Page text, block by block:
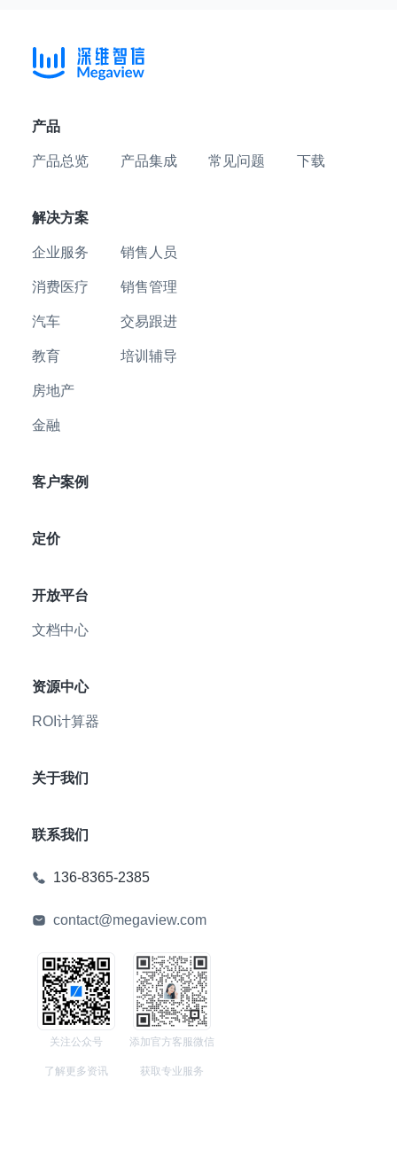
产品
产品总览 产品集成 常见问题 下载
解决方案
企业服务
消费医疗
汽车
教育
房地产
金融
销售人员
销售管理
交易跟进
培训辅导
客户案例
定价
开放平台
文档中心
资源中心
ROI计算器
关于我们
联系我们
136-8365-2385
contact@megaview.com
关注公众号
了解更多资讯
添加官方客服微信
获取专业服务